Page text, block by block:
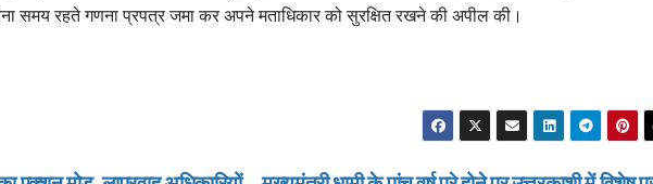
समय रहते गणना प्रपत्र जमा कर अपने मताधिकार को सुरक्षित रखने की अपील की।